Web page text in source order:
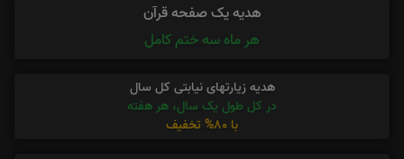
هدیه یک صفحه قرآن
هر ماه سه ختم کامل
هدیه زیارتهای نیابتی کل سال
در کل طول یک سال، هر هفته
با 80% تخفیف